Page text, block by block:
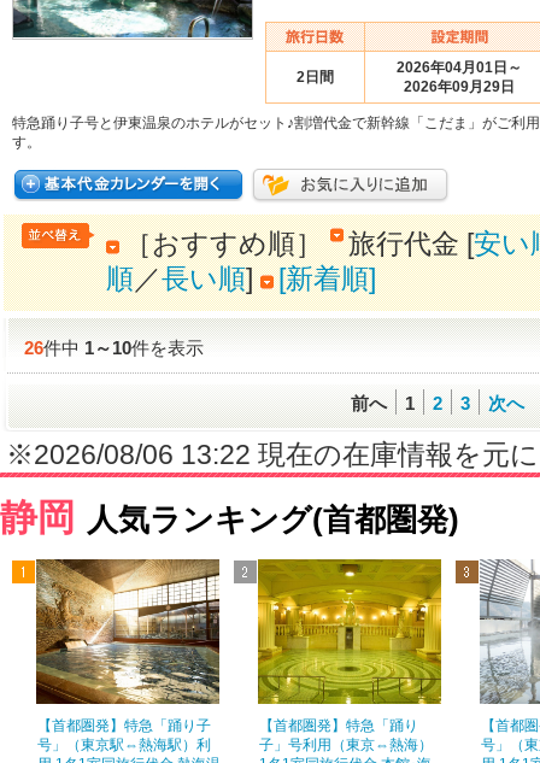
2日間
2026年04月01日～
2026年09月29日
特急踊り子号と伊東温泉のホテルがセット♪割増代金で新幹線「こだま」がご利
す。
［おすすめ順］ 旅行代金 [安い
順／長い順] [新着順]
26件中1～10件を表示
前へ 1 2 3 次へ
※2026/08/06 13:22 現在の在庫情報を元
静岡 人気ランキング(首都圏発)
【首都圏発】特急「踊り子
号」（東京駅⇔熱海駅）利
【首都圏発】特急「踊り
子」号利用（東京⇔熱海）
【首都
号」（